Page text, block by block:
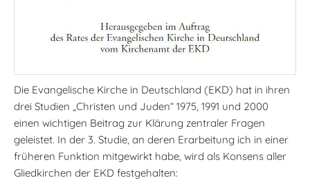
Die Evangelische Kirche in Deutschland (EKD) hat in ihren
drei Studien „Christen und Juden“ 1975, 1991 und 2000
einen wichtigen Beitrag zur Klärung zentraler Fragen
geleistet. In der 3. Studie, an deren Erarbeitung ich in einer
früheren Funktion mitgewirkt habe, wird als Konsens aller
Gliedkirchen der EKD festgehalten: